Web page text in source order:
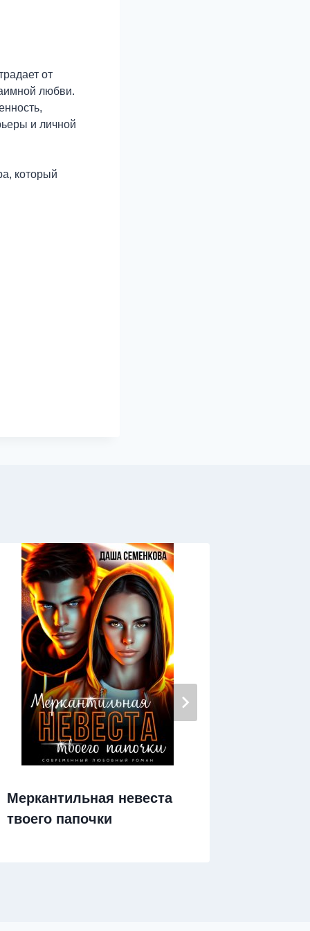
от
любви.
и личной
который
Меркантильная невеста
твоего папочки